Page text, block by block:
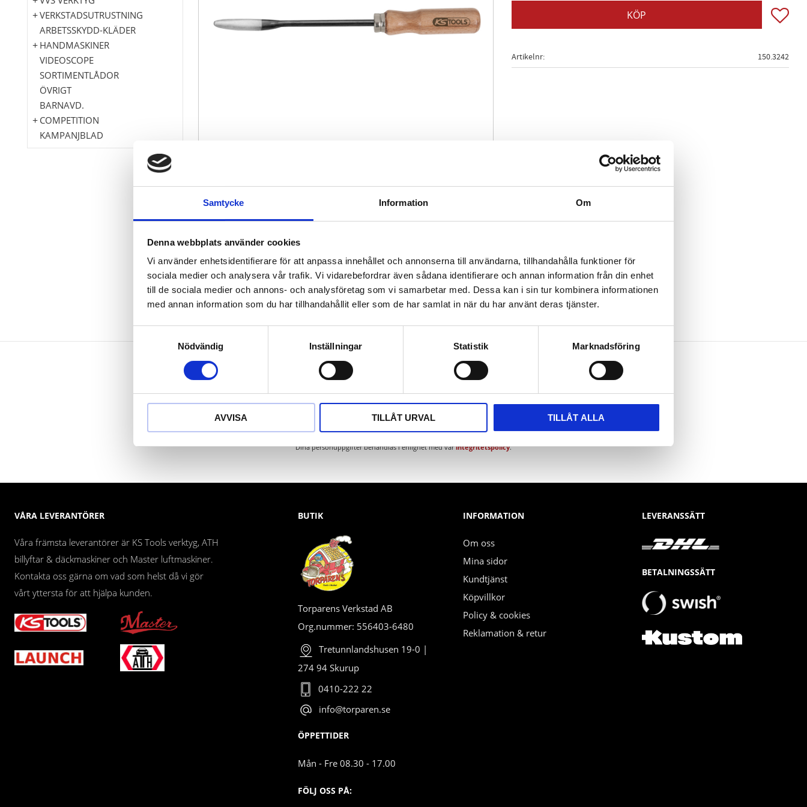
Samtycke Information Om
Denna webbplats använder cookies
Vi använder enhetsidentifierare för att anpassa innehållet och annonserna till användarna, tillhandahålla funktioner för
sociala medier och analysera vår trafik. Vi vidarebefordrar även sådana identifierare och annan information från din enhet
till de sociala medier och annons- och analysföretag som vi samarbetar med. Dessa kan i sin tur kombinera informationen
med annan information som du har tillhandahållit eller som de har samlat in när du har använt deras tjänster.
Nödvändig
Inställningar Statistik Marknadsföring
AVVISA TILLÅT URVAL TILLÅT ALLA
KÖP Lägg
Artikelnr 150.3242
amerikansk form
med trähandtag
Speciellt-verktygsstål
VERKSTADSUTRUSTNING
ARBETSSKYDD-KLÄDER
HANDMASKINER
VIDEOSCOPE
SORTIMENTLÅDOR
ÖVRIGT
BARNAVD.
COMPETITION
KAMPANJBLAD
Dina personuppgifter behandlas i enlighet med vårintegritetspolicy.
VÅRA LEVERANTÖRER
Våra främsta leverantörer är KS Tools verktyg, ATH
billyftar & däckmaskiner och Master luftmaskiner.
Kontakta oss gärna om vad som helst då vi gör
vårt yttersta för att hjälpa kunden.
BUTIK
Torparens Verkstad AB
Org.nummer: 556403-6480
Tretunnlandshusen 19-0 |
274 94 Skurup
0410-222 22
info@torparen.se
ÖPPETTIDER
Mån - Fre 08.30 - 17.00
FÖLJ OSS PÅ:
INFORMATION
Om oss
Mina sidor
Kundtjänst
Köpvillkor
Policy & cookies
Reklamation & retur
LEVERANSSÄTT
BETALNINGSSÄTT